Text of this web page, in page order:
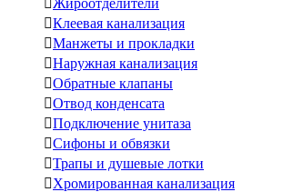
Жироотделители
Клеевая канализация
Манжеты и прокладки
Наружная канализация
Обратные клапаны
Отвод конденсата
Подключение унитаза
Сифоны и обвязки
Трапы и душевые лотки
Хромированная канализация